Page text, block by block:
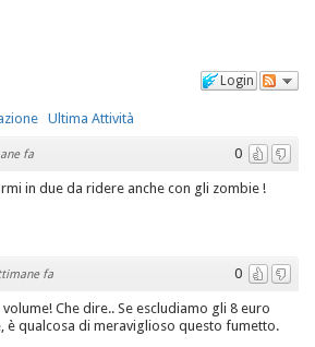
Login
Ultima Attività
0
fa
in due da ridere anche con gli zombie !
0
fa
Che dire.. Se escludiamo gli 8 euro
è qualcosa di meraviglioso questo fumetto.